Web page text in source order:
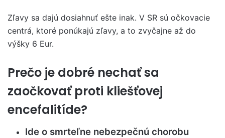
Zľavy sa dajú dosiahnuť ešte inak. V SR sú očkovacie
centrá, ktoré ponúkajú zľavy, a to zvyčajne až do
výšky 6 Eur.
Prečo je dobré nechať sa
zaočkovať proti kliešťovej
encefalitíde?
Ide o smrteľne nebezpečnú chorobu